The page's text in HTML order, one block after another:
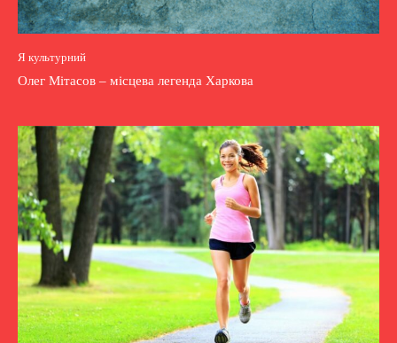
Я культурний
Олег Мітасов – місцева легенда Харкова